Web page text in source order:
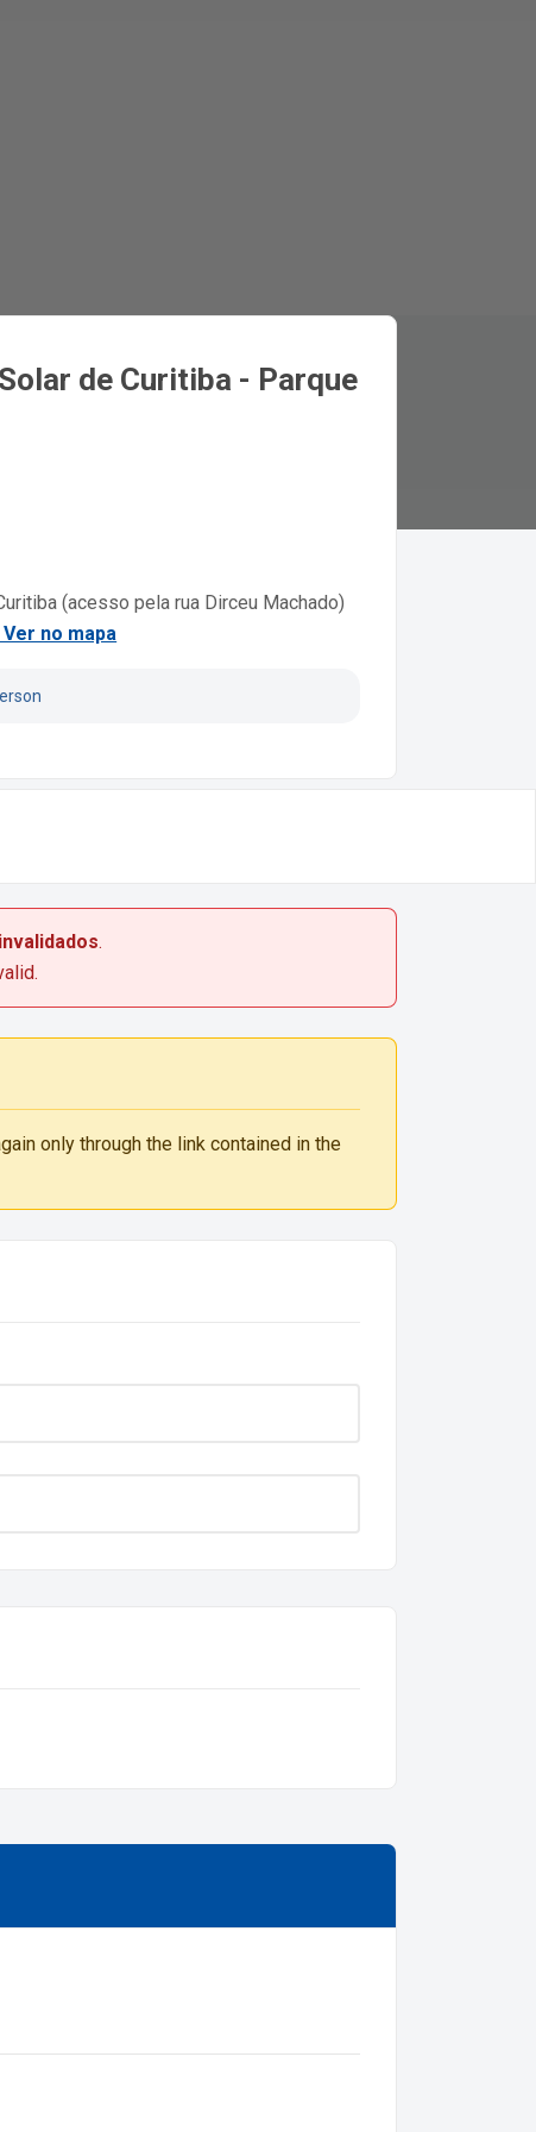
de Curitiba - Parque
(acesso pela rua Dirceu Machado)
Ver no mapa
.
only through the link contained in the